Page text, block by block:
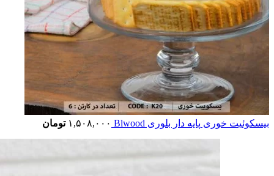
بیسکوئیت خوری پایه دار بلوری Blwood ۱,۵۰۸,۰۰۰ تومان